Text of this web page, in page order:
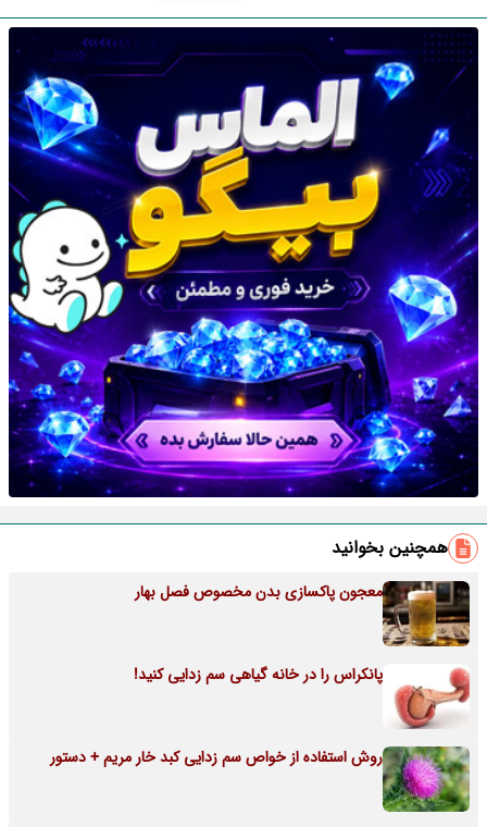
همچنین بخوانید
معجون پاکسازی بدن مخصوص فصل بهار
پانکراس را در خانه گیاهی سم زدایی کنید!
روش استفاده از خواص سم زدایی کبد خار مریم + دستور